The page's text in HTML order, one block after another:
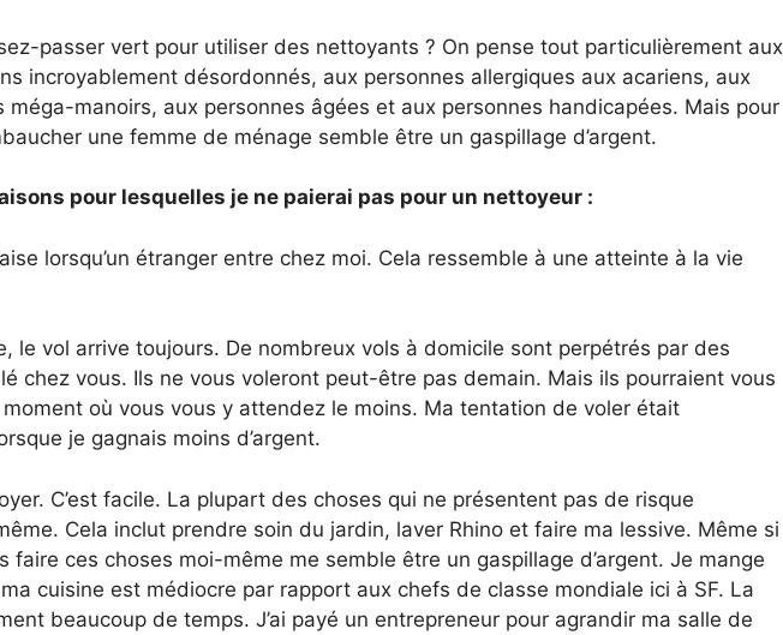
passer vert pour utiliser des nettoyants ? On pense tout particulièrement aux
incroyablement désordonnés, aux personnes allergiques aux acariens, aux
méga-manoirs, aux personnes âgées et aux personnes handicapées. Mais pour
une femme de ménage semble être un gaspillage d’argent.
pour lesquelles je ne paierai pas pour un nettoyeur :
lorsqu’un étranger entre chez moi. Cela ressemble à une atteinte à la vie
le vol arrive toujours. De nombreux vols à domicile sont perpétrés par des
chez vous. Ils ne vous voleront peut-être pas demain. Mais ils pourraient vous
où vous vous y attendez le moins. Ma tentation de voler était
je gagnais moins d’argent.
C’est facile. La plupart des choses qui ne présentent pas de risque
Cela inclut prendre soin du jardin, laver Rhino et faire ma lessive. Même si
faire ces choses moi-même me semble être un gaspillage d’argent. Je mange
cuisine est médiocre par rapport aux chefs de classe mondiale ici à SF. La
beaucoup de temps. J’ai payé un entrepreneur pour agrandir ma salle de